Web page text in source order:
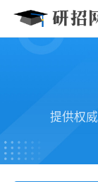
提供权